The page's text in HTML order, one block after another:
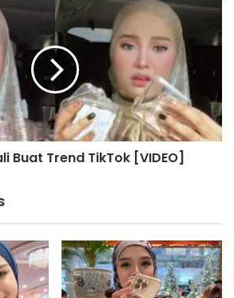
Buat Trend TikTok [VIDEO]